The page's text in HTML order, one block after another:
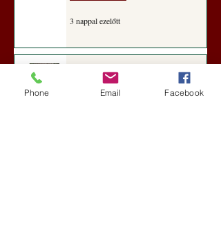
3 nappal ezelőtt
Darai Lajos: Naplóbölcsességeim
Phone Email Facebook